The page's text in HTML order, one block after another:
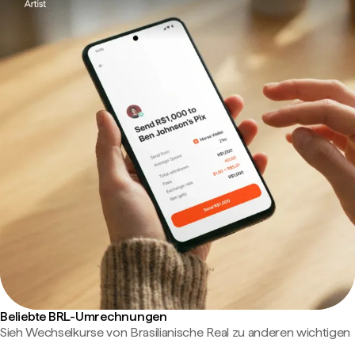
Beliebte BRL-Umrechnungen
Sieh Wechselkurse von Brasilianische Real zu anderen wichtigen